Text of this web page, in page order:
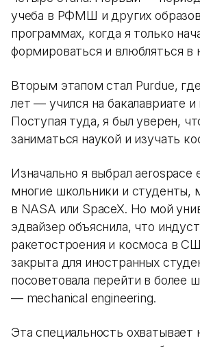
учеба в РФМШ и других
программах, когда я только
формироваться и влюбляться в
Вторым этапом стал Purdue,
лет — учился на бакалавриате
Поступая туда, я был уверен,
заниматься наукой и изучать
Изначально я выбрал aerospace
многие школьники и студенты,
в NASA или SpaceX. Но мой
эдвайзер объяснила, что
ракетостроения и космоса в
закрыта для иностранных
посоветовала перейти в более
— mechanical engineering.
Эта специальность охватывает